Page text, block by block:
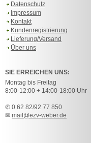
Datenschutz
Impressum
Kontakt
Kundenregistrierung
Lieferung/Versand
Über uns
SIE ERREICHEN UNS:
Montag bis Freitag
8:00-12:00 + 14:00-18:00 Uhr
✆ 0 62 82/92 77 850
✉ mail@ezv-weber.de